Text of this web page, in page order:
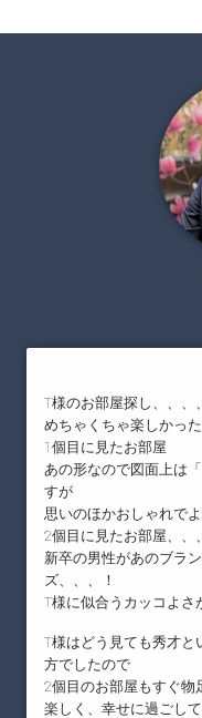
T様のお部屋探し、、、、
めちゃくちゃ楽しかっ
1個目に見たお部屋
あの形なので図面上は
すが
思いのほかおしゃれで
2個目に見たお部屋、、、
新卒の男性があのブラ
ズ、、、！
T様に似合うカッコよさ
T様はどう見ても秀才と
方でしたので
2個目のお部屋もすぐ物
楽しく、幸せに過ごし